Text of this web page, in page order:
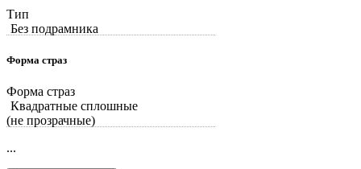
Тип
Без подрамника
Форма страз
Форма страз
Квадратные сплошные
(не прозрачные)
...